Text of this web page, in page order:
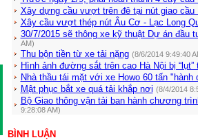
Xây dựng cầu vượt trên đê tại nút giao cầu
Xây cầu vượt thép nút Âu Cơ - Lạc Long
30/7/2015 sẽ thông xe kỹ thuật Dự án đầu
AM)
Thu bộn tiền từ xe tải nặng (8/6/2014 9:49:40
Hình ảnh đường sắt trên cao Hà Nội bị “lụt”
Nhà thầu tái mặt với xe Howo 60 tấn "hành
Mật phục bắt xe quá tải khắp nơi (8/4/2014
Bộ Giao thông vận tải ban hành chương
9:28:08 AM)
BÌNH LUẬN